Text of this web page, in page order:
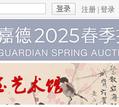
注册 登录